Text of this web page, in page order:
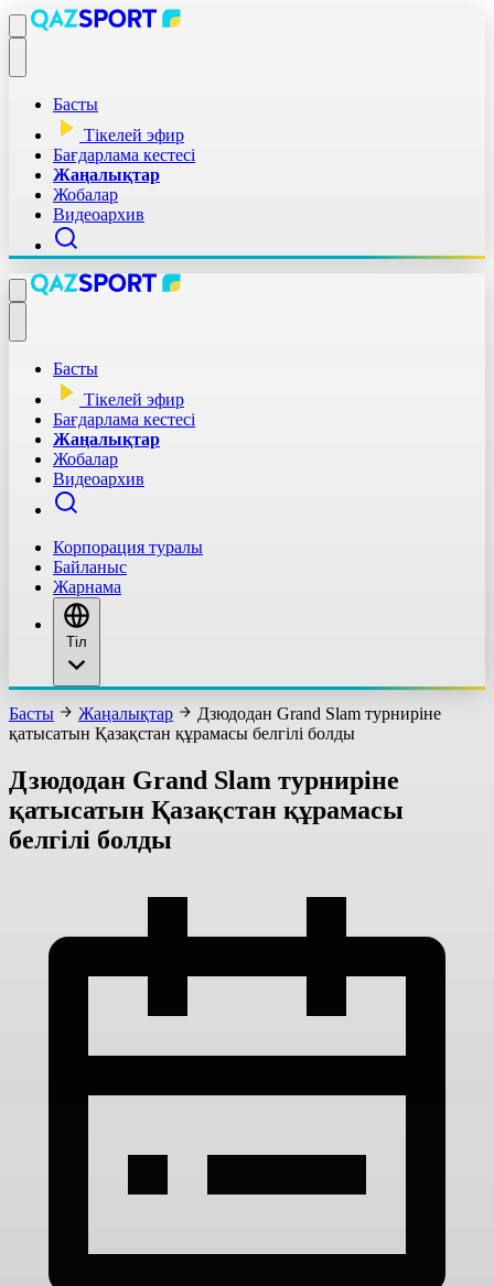
Басты
Тікелей эфир
Бағдарлама кестесі
Жаңалықтар
Жобалар
Видеоархив
Басты
Тікелей эфир
Бағдарлама кестесі
Жаңалықтар
Жобалар
Видеоархив
Корпорация туралы
Байланыс
Жарнама
Тіл
Басты Жаңалықтар
Дзюдодан Grand Slam турниріне
қатысатын Қазақстан құрамасы белгілі болды
Дзюдодан Grand Slam турниріне
қатысатын Қазақстан құрамасы
белгілі болды